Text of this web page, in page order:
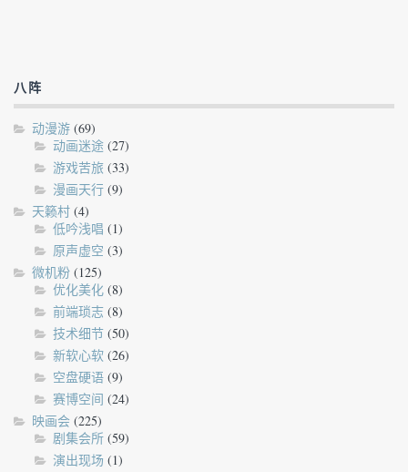
八阵
动漫游 (69)
动画迷途 (27)
游戏苦旅 (33)
漫画天行 (9)
天籁村 (4)
低吟浅唱 (1)
原声虚空 (3)
微机粉 (125)
优化美化 (8)
前端琐志 (8)
技术细节 (50)
新软心软 (26)
空盘硬语 (9)
赛博空间 (24)
映画会 (225)
剧集会所 (59)
演出现场 (1)